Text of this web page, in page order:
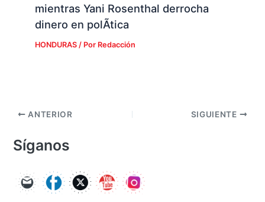
mientras Yani Rosenthal derrocha
dinero en polÃ­tica
HONDURAS/ Por Redacción
ANTERIOR SIGUIENTE
Síganos